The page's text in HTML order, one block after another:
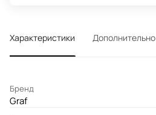
Характеристики Дополнительно
Бренд
Graf